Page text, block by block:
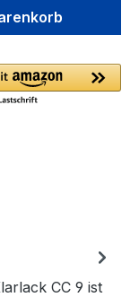
CC 9 ist